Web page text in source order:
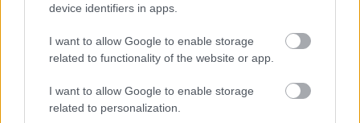
device identifiers in apps.
I want to allow Google to enable storage
related to functionality of the website or app.
I want to allow Google to enable storage
related to personalization.